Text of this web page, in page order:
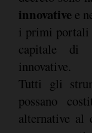
innovative e
i primi portali
capitale di
innovative.
Tutti gli
possano
alternative al